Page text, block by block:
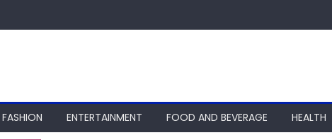
FASHION ENTERTAINMENT FOOD AND BEVERAGE HEALTH